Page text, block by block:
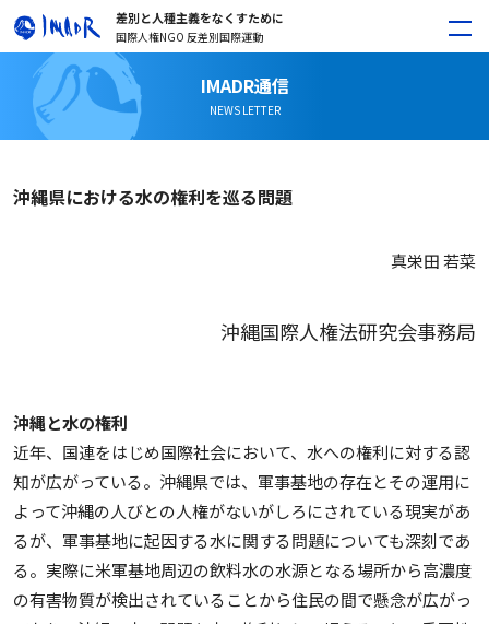
差別と人種主義をなくすために
国際人権NGO 反差別国際運動
IMADR通信
NEWS LETTER
沖縄県における水の権利を巡る問題
真栄田 若菜
沖縄国際人権法研究会事務局
沖縄と水の権利
近年、国連をはじめ国際社会において、水への権利に対する認
知が広がっている。沖縄県では、軍事基地の存在とその運用に
よって沖縄の人びとの人権がないがしろにされている現実があ
るが、軍事基地に起因する水に関する問題についても深刻であ
る。実際に米軍基地周辺の飲料水の水源となる場所から高濃度
の有害物質が検出されていることから住民の間で懸念が広がっ